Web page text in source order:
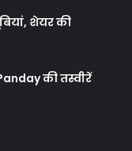
शेयर की
की तस्वीरें